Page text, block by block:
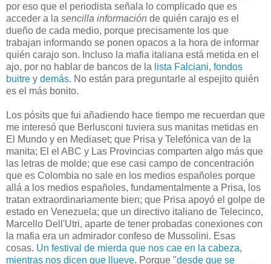
por eso que el periodista señala lo complicado que es
acceder a la sencilla información de quién carajo es el
dueño de cada medio, porque precisamente los que
trabajan informando se ponen opacos a la hora de informar
quién carajo son. Incluso la mafia italiana está metida en el
ajo, por no hablar de bancos de la lista Falciani, fondos
buitre y demás. No están para preguntarle al espejito quién
es el más bonito.
Los pósits que fui añadiendo hace tiempo me recuerdan que
me interesó que Berlusconi tuviera sus manitas metidas en
El Mundo y en Mediaset; que Prisa y Telefónica van de la
manita; El el ABC y Las Provincias comparten algo más que
las letras de molde; que ese casi campo de concentración
que es Colombia no sale en los medios españoles porque
allá a los medios españoles, fundamentalmente a Prisa, los
tratan extraordinariamente bien; que Prisa apoyó el golpe de
estado en Venezuela; que un directivo italiano de Telecinco,
Marcello Dell'Utri, aparte de tener probadas conexiones con
la mafia era un admirador confeso de Mussolini. Esas
cosas. Un festival de mierda que nos cae en la cabeza,
mientras nos dicen que llueve. Porque "desde que se